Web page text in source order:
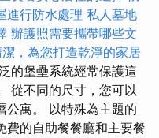
進行防水處理 私人墓地
辦護照需要攜帶哪些文
，為您打造乾淨的家居
的堡壘系統經常保護這
從不同的尺寸，您可以
公寓。 以特殊為主題的
費的自助餐餐廳和主要餐